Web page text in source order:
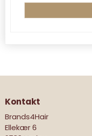
Kontakt
Brands4Hair
Ellekær 6